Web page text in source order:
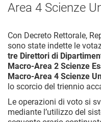
Area 4 Scienze
Con Decreto Rettorale,
sono state indette le
tre Direttori di
Macro-Area 2 Scienze
Macro-Area 4 Scienze
lo scorcio del triennio
Le operazioni di voto si
mediante l’utilizzo del